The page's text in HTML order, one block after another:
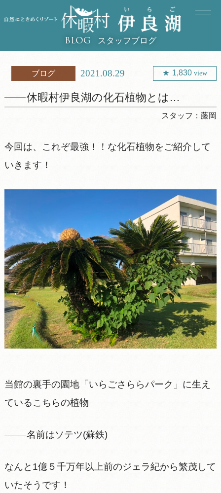
BLOG スタッフブログ
ブログ 2021.08.29 1,830view
休暇村伊良湖の化石植物とは…
スタッフ：藤岡
今回は、これぞ最強！！な化石植物をご紹介して
いきます！
当館の裏手の園地「いらごさららパーク」に生え
ているこちらの植物
名前はソテツ(蘇鉄)
なんと1億５千万年以上前のジェラ紀から繁茂して
いたそうです！